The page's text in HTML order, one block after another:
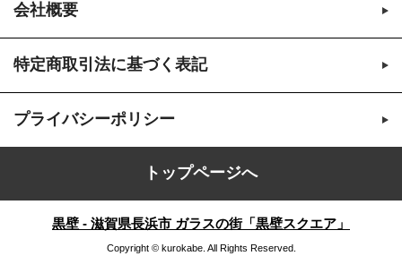
会社概要
特定商取引法に基づく表記
プライバシーポリシー
トップページへ
黒壁 - 滋賀県長浜市 ガラスの街「黒壁スクエア」
Copyright © kurokabe. All Rights Reserved.